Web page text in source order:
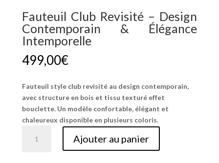
Fauteuil Club Revisité – Design
Contemporain & Élégance
Intemporelle
499,00€
Fauteuil style club revisité au design contemporain,
avec structure en bois et tissu texturé effet
bouclette. Un modèle confortable, élégant et
chaleureux disponible en plusieurs coloris.
Ajouter au panier